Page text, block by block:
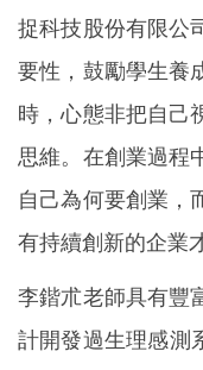
捉科技股份有限公
要性，鼓勵學生養
時，心態非把自己
思維。在創業過程
自己為何要創業，
有持續創新的企業
李鍇朮老師具有豐
計開發過生理感測